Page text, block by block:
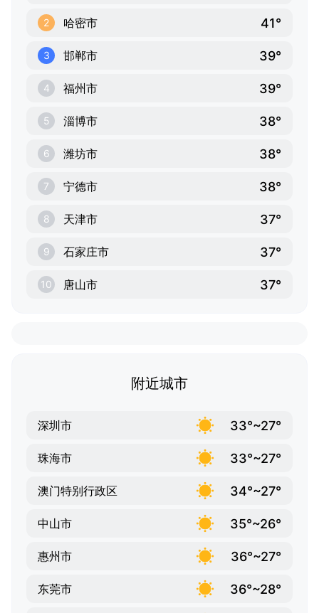
2 哈密市 41°
3 邯郸市 39°
4 福州市 39°
5 淄博市 38°
6 潍坊市 38°
7 宁德市 38°
8 天津市 37°
9 石家庄市 37°
10 唐山市 37°
附近城市
深圳市 33°~27°
珠海市 33°~27°
澳门特别行政区 34°~27°
中山市 35°~26°
惠州市 36°~27°
东莞市 36°~28°